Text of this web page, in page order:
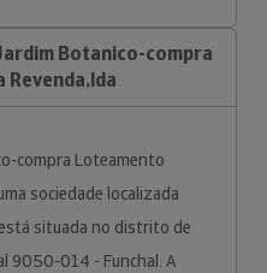
Botanico-compra
compra Loteamento
sociedade localizada
situada no distrito de
9050-014 - Funchal. A